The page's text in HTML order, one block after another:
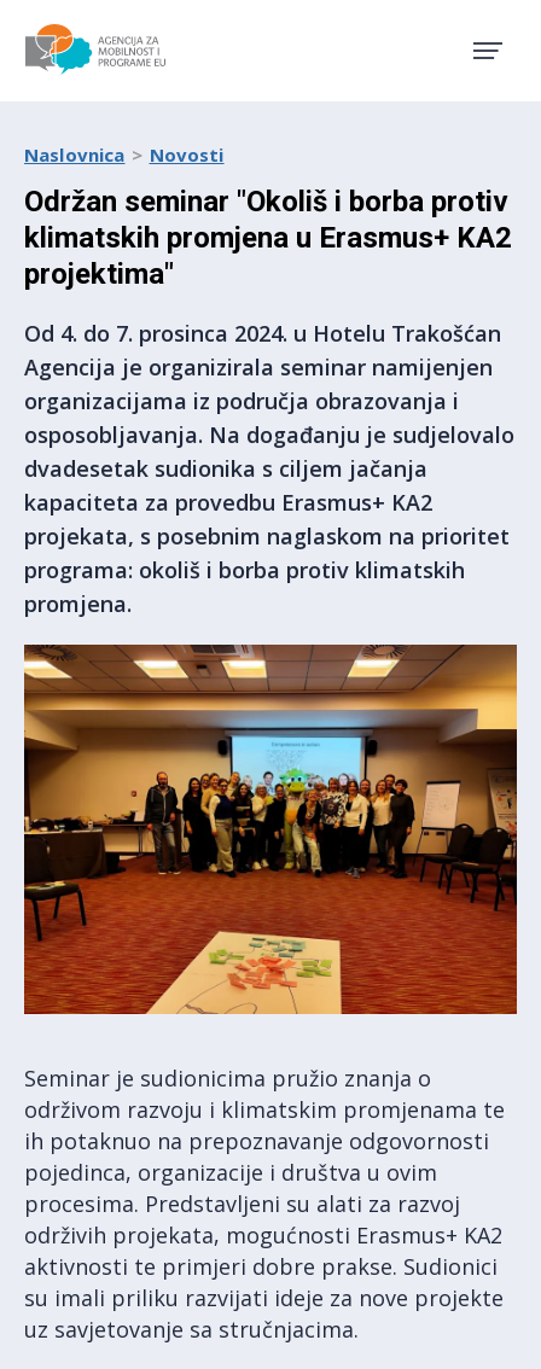
Naslovnica Novosti
Održan seminar "Okoliš i borba protiv
klimatskih promjena u Erasmus+ KA2
projektima"
Od 4. do 7. prosinca 2024. u Hotelu Trakošćan
Agencija je organizirala seminar namijenjen
organizacijama iz područja obrazovanja i
osposobljavanja. Na događanju je sudjelovalo
dvadesetak sudionika s ciljem jačanja
kapaciteta za provedbu Erasmus+ KA2
projekata, s posebnim naglaskom na prioritet
programa: okoliš i borba protiv klimatskih
promjena.
Seminar je sudionicima pružio znanja o
održivom razvoju i klimatskim promjenama te
ih potaknuo na prepoznavanje odgovornosti
pojedinca, organizacije i društva u ovim
procesima. Predstavljeni su alati za razvoj
održivih projekata, mogućnosti Erasmus+ KA2
aktivnosti te primjeri dobre prakse. Sudionici
su imali priliku razvijati ideje za nove projekte
uz savjetovanje sa stručnjacima.